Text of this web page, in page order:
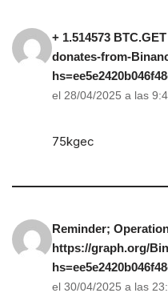
+ 1.514573
donates-from-
el 28/04/2025 a las
75kgec
Reminder;
https://graph.org/
el 30/04/2025 a las